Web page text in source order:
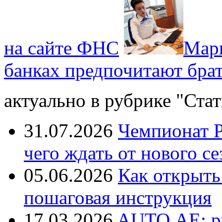
на сайте ФНС
банках предпочитают
актуально в рубрике
31.07.2026 Чемпионат
чего ждать от нового
05.06.2026 Как
пошаговая инструкция